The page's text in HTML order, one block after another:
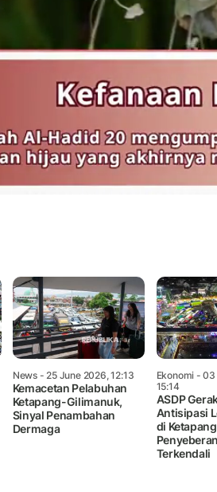
News- 25 June 2026, 12:13
Kemacetan Pelabuhan
Ketapang-Gilimanuk,
Sinyal Penambahan
Dermaga
Ekonomi - 03
15:14
ASDP
Antisipasi
di
Terkendali